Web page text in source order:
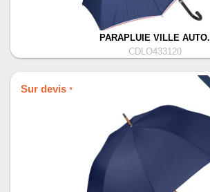
PARAPLUIE VILLE AUTO.
CDLO433120
Sur devis *